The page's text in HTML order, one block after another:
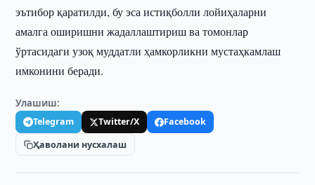
эътибор қаратилди, бу эса истиқболли лойиҳаларни
амалга оширишни жадаллаштириш ва томонлар
ўртасидаги узоқ муддатли ҳамкорликни мустаҳкамлаш
имконини беради.
Улашиш:
Telegram Twitter/X
Facebook
Ҳаволани нусхалаш